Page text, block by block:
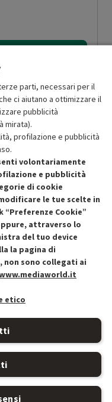
prodotto nuovo.
dal contratto qui
parti, necessari per il
ci aiutano a ottimizzare il
pubblicità
mirata).
profilazione e pubblicità
volontariamente
e pubblicità
di cookie
le tue scelte in
Cookie”
attraverso lo
del tuo device
la pagina di
non sono collegati ai
etico